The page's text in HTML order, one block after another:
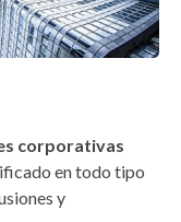
corporativas
en todo tipo
y